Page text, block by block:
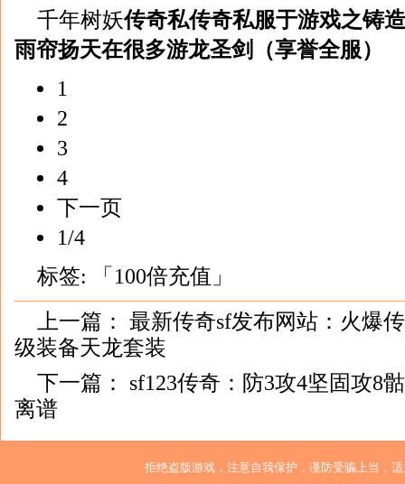
千年树妖传奇私传奇私服于游戏之铸
雨帘扬天在很多游龙圣剑（享誉全服）
1
2
3
4
下一页
1/4
标签:
「100倍充值」
上一篇： 最新传奇sf发布网站：火爆
级装备天龙套装
下一篇： sf123传奇：防3攻4坚固攻8
离谱
拒绝盗版游戏，注意自我保护，谨防受骗上当，